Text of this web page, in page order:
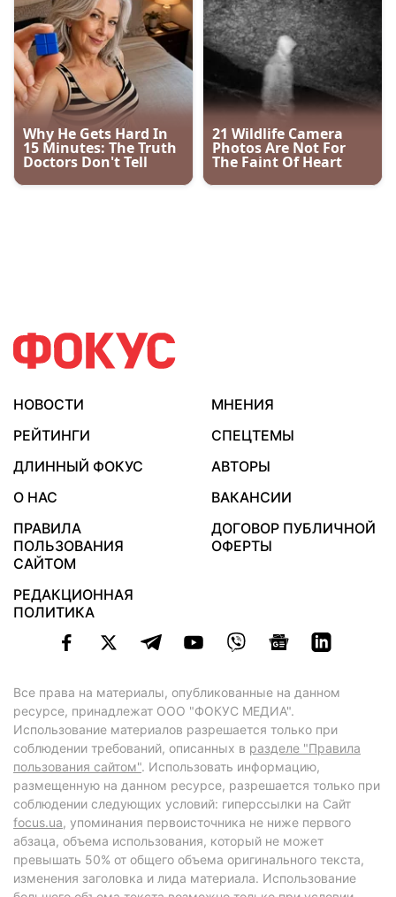
НОВОСТИ
МНЕНИЯ
РЕЙТИНГИ
СПЕЦТЕМЫ
ДЛИННЫЙ ФОКУС
АВТОРЫ
О НАС
ВАКАНСИИ
ПРАВИЛА
ПОЛЬЗОВАНИЯ
САЙТОМ
ДОГОВОР ПУБЛИЧНОЙ
ОФЕРТЫ
РЕДАКЦИОННАЯ
ПОЛИТИКА
Все права на материалы, опубликованные на данном
ресурсе, принадлежат ООО "ФОКУС МЕДИА".
Использование материалов разрешается только при
соблюдении требований, описанных в разделе "Правила
пользования сайтом". Использовать информацию,
размещенную на данном ресурсе, разрешается только при
соблюдении следующих условий: гиперссылки на Сайт
focus.ua, упоминания первоисточника не ниже первого
абзаца, объема использования, который не может
превышать 50% от общего объема оригинального текста,
изменения заголовка и лида материала. Использование